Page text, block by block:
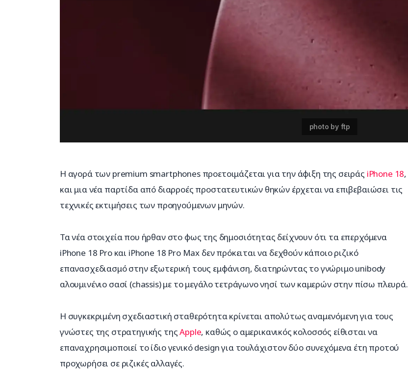
Η αγορά των premium smartphones προετοιμάζεται για την άφιξη της σειράς iPhone 18,
και μια νέα παρτίδα από διαρροές προστατευτικών θηκών έρχεται να επιβεβαιώσει τις
τεχνικές εκτιμήσεις των προηγούμενων μηνών.
Τα νέα στοιχεία που ήρθαν στο φως της δημοσιότητας δείχνουν ότι τα επερχόμενα
iPhone 18 Pro και iPhone 18 Pro Max δεν πρόκειται να δεχθούν κάποιο ριζικό
επανασχεδιασμό στην εξωτερική τους εμφάνιση, διατηρώντας το γνώριμο unibody
αλουμινένιο σασί (chassis) με το μεγάλο τετράγωνο νησί των καμερών στην πίσω πλευρά.
Η συγκεκριμένη σχεδιαστική σταθερότητα κρίνεται απολύτως αναμενόμενη για τους
γνώστες της στρατηγικής της Apple, καθώς ο αμερικανικός κολοσσός είθισται να
επαναχρησιμοποιεί το ίδιο γενικό design για τουλάχιστον δύο συνεχόμενα έτη προτού
προχωρήσει σε ριζικές αλλαγές.